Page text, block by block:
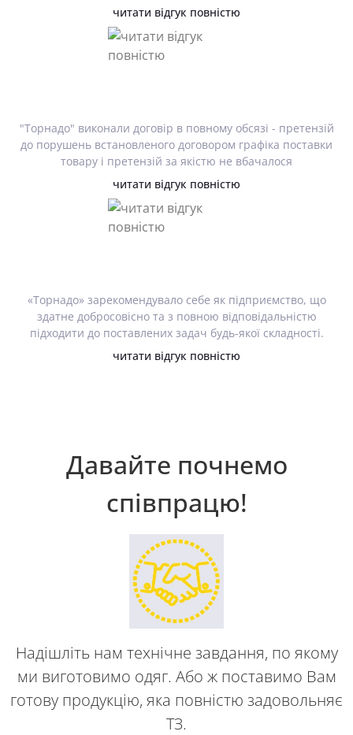
читати відгук повністю
"Торнадо" виконали договір в повному обсязі - претензій
до порушень встановленого договором графіка поставки
товару і претензій за якістю не вбачалося
читати відгук повністю
«Торнадо» зарекомендувало себе як підприємство, що
здатне добросовісно та з повною відповідальністю
підходити до поставлених задач будь-якої складності.
читати відгук повністю
Давайте почнемо
співпрацю!
Надішліть нам технічне завдання, по якому
ми виготовимо одяг. Або ж поставимо Вам
готову продукцію, яка повністю задовольняє
ТЗ.